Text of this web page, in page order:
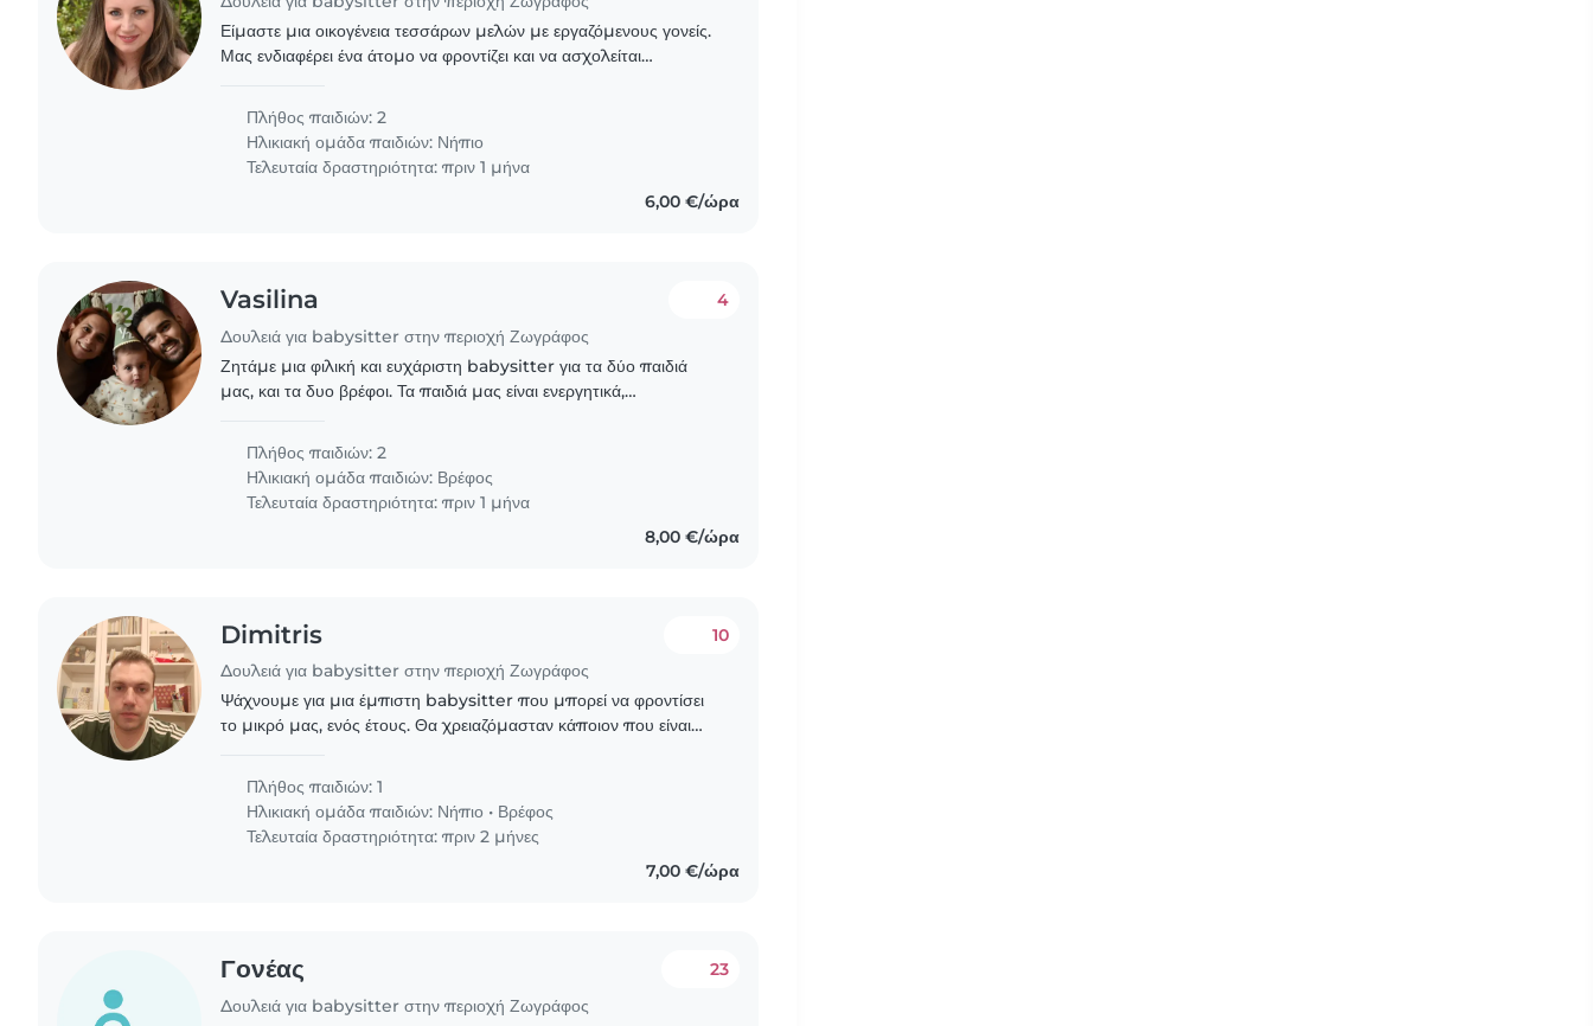
Είμαστε μια οικογένεια τεσσάρων μελών με εργαζόμενους γονείς.
Μας ενδιαφέρει ένα άτομο να φροντίζει και να ασχολείται
δουλειές..
Πλήθος παιδιών: 2
Ηλικιακή ομάδα παιδιών: Νήπιο
Τελευταία δραστηριότητα: πριν 1 μήνα
6,00 €/ώρα
Vasilina
Δουλειά για babysitter στην περιοχή Ζωγράφος
4
Ζητάμε μια φιλική και ευχάριστη babysitter για τα δύο παιδιά
μας, και τα δυο βρέφοι. Τα παιδιά μας είναι ενεργητικά,
Πλήθος παιδιών: 2
Ηλικιακή ομάδα παιδιών: Βρέφος
Τελευταία δραστηριότητα: πριν 1 μήνα
8,00 €/ώρα
Dimitris
Δουλειά για babysitter στην περιοχή Ζωγράφος
10
Ψάχνουμε για μια έμπιστη babysitter που μπορεί να φροντίσει
το μικρό μας, ενός έτους. Θα χρειαζόμασταν κάποιον που είναι
Πλήθος παιδιών: 1
Ηλικιακή ομάδα παιδιών: Νήπιο • Βρέφος
Τελευταία δραστηριότητα: πριν 2 μήνες
7,00 €/ώρα
Γονέας
Δουλειά για babysitter στην περιοχή Ζωγράφος
23